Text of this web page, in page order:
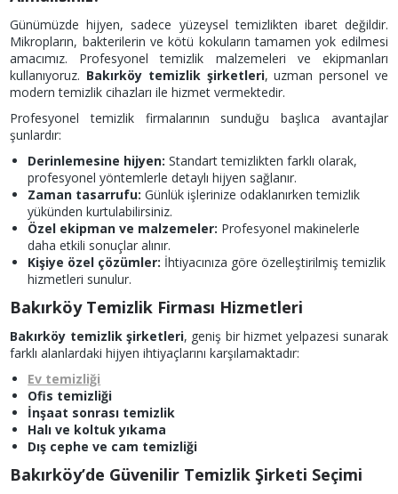
Günümüzde hijyen, sadece yüzeysel temizlikten ibaret değildir.
Mikropların, bakterilerin ve kötü kokuların tamamen yok edilmesi
amacımız. Profesyonel temizlik malzemeleri ve ekipmanları
kullanıyoruz. Bakırköy temizlik şirketleri, uzman personel ve
modern temizlik cihazları ile hizmet vermektedir.
Profesyonel temizlik firmalarının sunduğu başlıca avantajlar
şunlardır:
Derinlemesine hijyen: Standart temizlikten farklı olarak,
profesyonel yöntemlerle detaylı hijyen sağlanır.
Zaman tasarrufu: Günlük işlerinize odaklanırken temizlik
yükünden kurtulabilirsiniz.
Özel ekipman ve malzemeler: Profesyonel makinelerle
daha etkili sonuçlar alınır.
Kişiye özel çözümler: İhtiyacınıza göre özelleştirilmiş temizlik
hizmetleri sunulur.
Bakırköy Temizlik Firması Hizmetleri
Bakırköy temizlik şirketleri, geniş bir hizmet yelpazesi sunarak
farklı alanlardaki hijyen ihtiyaçlarını karşılamaktadır:
Ev temizliği
Ofis temizliği
İnşaat sonrası temizlik
Halı ve koltuk yıkama
Dış cephe ve cam temizliği
Bakırköy’de Güvenilir Temizlik Şirketi Seçimi